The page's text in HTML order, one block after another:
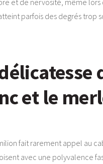
parfois des degrés trop
et le
fait rarement appel au
avec une polyvalence